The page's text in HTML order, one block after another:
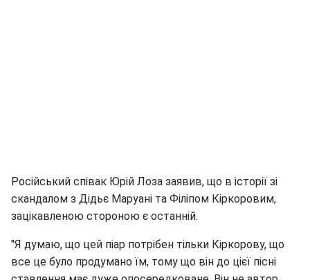
Російський співак Юрій Лоза заявив, що в історії зі
скандалом з Дідьє Маруані та Філіпом Кіркоровим,
зацікавленою стороною є останній.
"Я думаю, що цей піар потрібен тільки Кіркорову, що
все це було продумано їм, тому що він до цієї пісні